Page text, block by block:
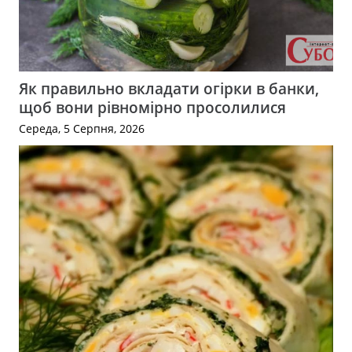
Як правильно вкладати огірки в банки,
щоб вони рівномірно просолилися
Середа, 5 Серпня, 2026